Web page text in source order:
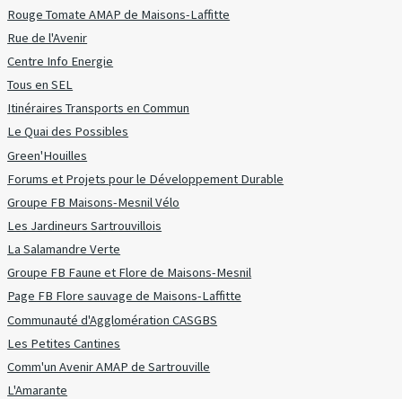
Rouge Tomate AMAP de Maisons-Laffitte
Rue de l'Avenir
Centre Info Energie
Tous en SEL
Itinéraires Transports en Commun
Le Quai des Possibles
Green'Houilles
Forums et Projets pour le Développement Durable
Groupe FB Maisons-Mesnil Vélo
Les Jardineurs Sartrouvillois
La Salamandre Verte
Groupe FB Faune et Flore de Maisons-Mesnil
Page FB Flore sauvage de Maisons-Laffitte
Communauté d'Agglomération CASGBS
Les Petites Cantines
Comm'un Avenir AMAP de Sartrouville
L'Amarante